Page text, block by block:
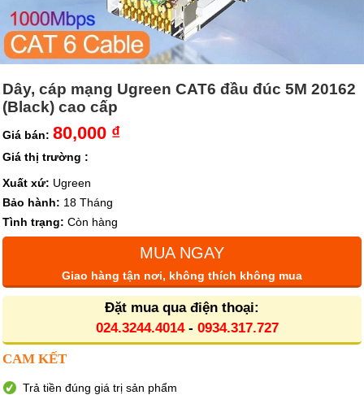
Dây, cáp mạng Ugreen CAT6 đầu đúc 5M 20162
(Black) cao cấp
Giá bán: 80,000 ₫
Giá thị trường :
Xuất xứ: Ugreen
Bảo hành: 18 Tháng
Tình trạng: Còn hàng
MUA NGAY
Giao hàng tận nơi, không thích không mua
Đặt mua qua điện thoại:
024.3244.4014- 0934.317.727
CAM KẾT
Trả tiền đúng giá trị sản phẩm